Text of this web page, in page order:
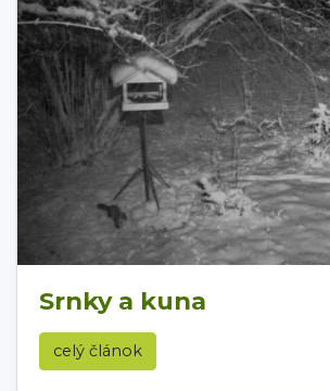
Srnky a kuna
celý článok